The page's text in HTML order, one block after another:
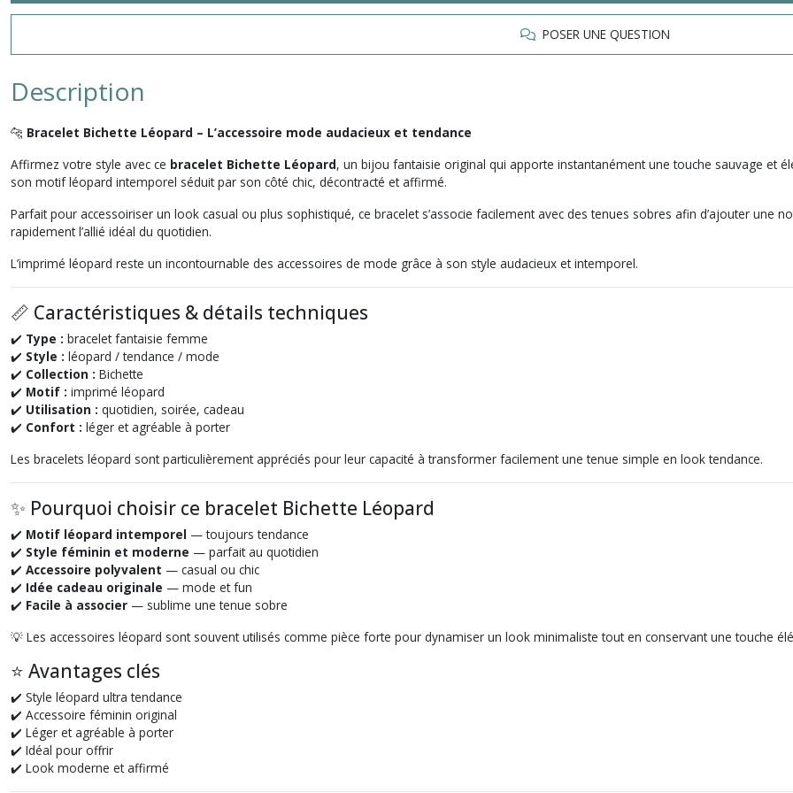
POSER UNE QUESTION
Description
🐆 Bracelet Bichette Léopard – L’accessoire mode audacieux et tendance
Affirmez votre style avec ce bracelet Bichette Léopard, un bijou fantaisie original qui apporte instantanément une touche sauvage et
son motif léopard intemporel séduit par son côté chic, décontracté et affirmé.
Parfait pour accessoiriser un look casual ou plus sophistiqué, ce bracelet s’associe facilement avec des tenues sobres afin d’ajouter une
rapidement l’allié idéal du quotidien.
L’imprimé léopard reste un incontournable des accessoires de mode grâce à son style audacieux et intemporel.
📏 Caractéristiques & détails techniques
✔️ Type : bracelet fantaisie femme
✔️ Style : léopard / tendance / mode
✔️ Collection : Bichette
✔️ Motif : imprimé léopard
✔️ Utilisation : quotidien, soirée, cadeau
✔️ Confort : léger et agréable à porter
Les bracelets léopard sont particulièrement appréciés pour leur capacité à transformer facilement une tenue simple en look tendance.
✨ Pourquoi choisir ce bracelet Bichette Léopard
✔️ Motif léopard intemporel — toujours tendance
✔️ Style féminin et moderne — parfait au quotidien
✔️ Accessoire polyvalent — casual ou chic
✔️ Idée cadeau originale — mode et fun
✔️ Facile à associer — sublime une tenue sobre
💡 Les accessoires léopard sont souvent utilisés comme pièce forte pour dynamiser un look minimaliste tout en conservant une touche
⭐ Avantages clés
✔️ Style léopard ultra tendance
✔️ Accessoire féminin original
✔️ Léger et agréable à porter
✔️ Idéal pour offrir
✔️ Look moderne et affirmé